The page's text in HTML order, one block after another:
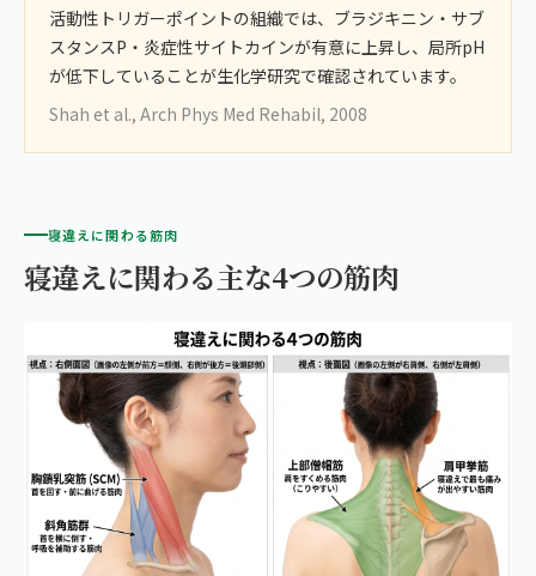
活動性トリガーポイントの組織では、ブラジキニン・サブ
スタンスP・炎症性サイトカインが有意に上昇し、局所pH
が低下していることが生化学研究で確認されています。
Shah et al., Arch Phys Med Rehabil, 2008
寝違えに関わる筋肉
寝違えに関わる主な4つの筋肉